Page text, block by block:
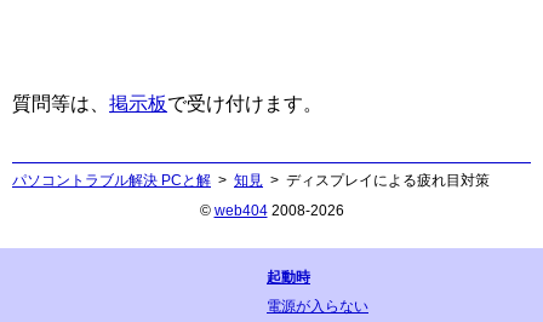
質問等は、 掲示板で受け付けます。
パソコントラブル解決 PCと解 知見
ディスプレイによる疲れ目対策
© web4042008-2026
起動時
電源が入らない